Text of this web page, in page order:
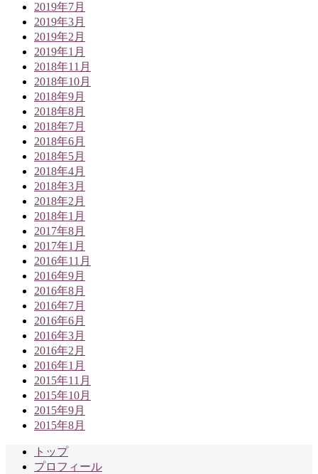
2019年7月
2019年3月
2019年2月
2019年1月
2018年11月
2018年10月
2018年9月
2018年8月
2018年7月
2018年6月
2018年5月
2018年4月
2018年3月
2018年2月
2018年1月
2017年8月
2017年1月
2016年11月
2016年9月
2016年8月
2016年7月
2016年6月
2016年3月
2016年2月
2016年1月
2015年11月
2015年10月
2015年9月
2015年8月
トップ
プロフィール